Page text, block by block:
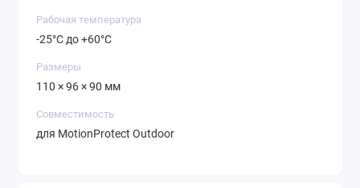
Рабочая температура
-25°С до +60°С
Размеры
110 × 96 × 90 мм
Совместимость
для MotionProtect Outdoor